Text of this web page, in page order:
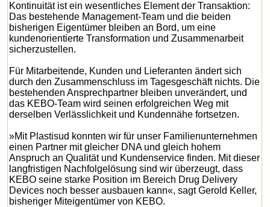
Kontinuität ist ein wesentliches Element der Transaktion:
Das bestehende Management-Team und die beiden
bisherigen Eigentümer bleiben an Bord, um eine
kundenorientierte Transformation und Zusammenarbeit
sicherzustellen.
Für Mitarbeitende, Kunden und Lieferanten ändert sich
durch den Zusammenschluss im Tagesgeschäft nichts. Die
bestehenden Ansprechpartner bleiben unverändert, und
das KEBO-Team wird seinen erfolgreichen Weg mit
derselben Verlässlichkeit und Kundennähe fortsetzen.
»Mit Plastisud konnten wir für unser Familienunternehmen
einen Partner mit gleicher DNA und gleich hohem
Anspruch an Qualität und Kundenservice finden. Mit dieser
langfristigen Nachfolgelösung sind wir überzeugt, dass
KEBO seine starke Position im Bereich Drug Delivery
Devices noch besser ausbauen kann«, sagt Gerold Keller,
bisheriger Miteigentümer von KEBO.